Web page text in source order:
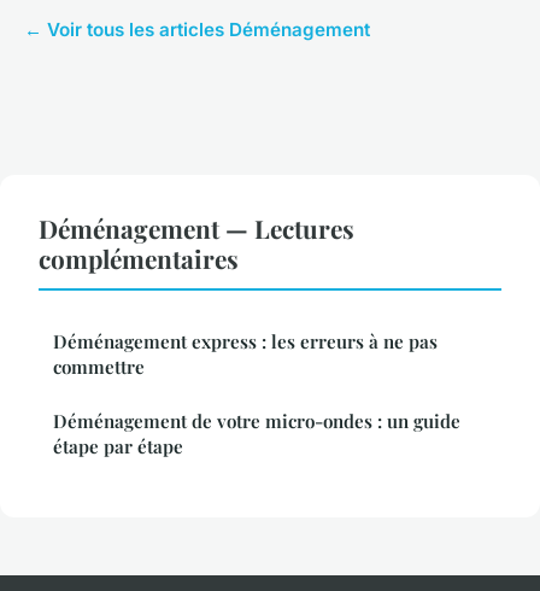
← Voir tous les articles Déménagement
Déménagement — Lectures
complémentaires
Déménagement express : les erreurs à ne pas
commettre
Déménagement de votre micro-ondes : un guide
étape par étape